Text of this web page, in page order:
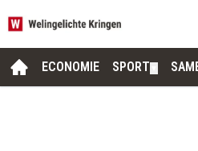
ECONOMIE SPORT